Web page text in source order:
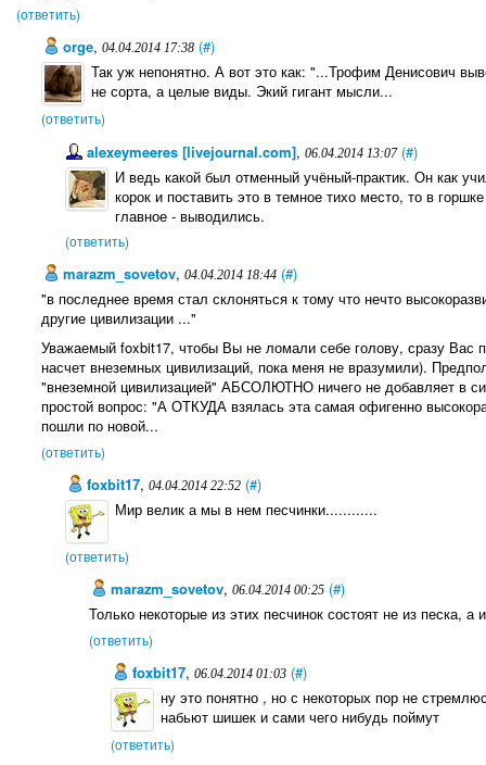
(ответить)
orge, 04.04.2014 17:38 (#)
Так уж непонятно. А вот это как: "...Трофим Денисович
не сорта, а целые виды. Экий гигант мысли...
(ответить)
alexeymeeres [livejournal.com],06.04.2014 13:07 (#)
И ведь какой был отменный учёный-практик. Он как
корок и поставить это в темное тихо место, то в
главное - выводились.
(ответить)
marazm_sovetov, 04.04.2014 18:44 (#)
"в последнее время стал склоняться к тому что нечто
другие цивилизации ..."
Уважаемый foxbit17, чтобы Вы не ломали себе голову, сразу Вас
насчет внеземных цивилизаций, пока меня не вразумили).
"внеземной цивилизацией" АБСОЛЮТНО ничего не добавляет в
простой вопрос: "А ОТКУДА взялась эта самая офигенно
пошли по новой...
(ответить)
foxbit17,04.04.2014 22:52 (#)
Мир велик а мы в нем песчинки............
(ответить)
marazm_sovetov, 06.04.2014 00:25 (#)
Только некоторые из этих песчинок состоят не из песка, а
(ответить)
foxbit17,06.04.2014 01:03 (#)
ну это понятно , но с некоторых пор не
набьют шишек и сами чего нибудь поймут
(ответить)